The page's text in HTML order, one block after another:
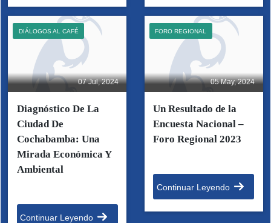
07 Jul, 2024
DIÁLOGOS AL CAFÉ
Diagnóstico De La
Ciudad De
Cochabamba: Una
Mirada Económica Y
Ambiental
Continuar Leyendo
05 May, 2024
FORO REGIONAL
Un Resultado de la
Encuesta Nacional –
Foro Regional 2023
Continuar Leyendo